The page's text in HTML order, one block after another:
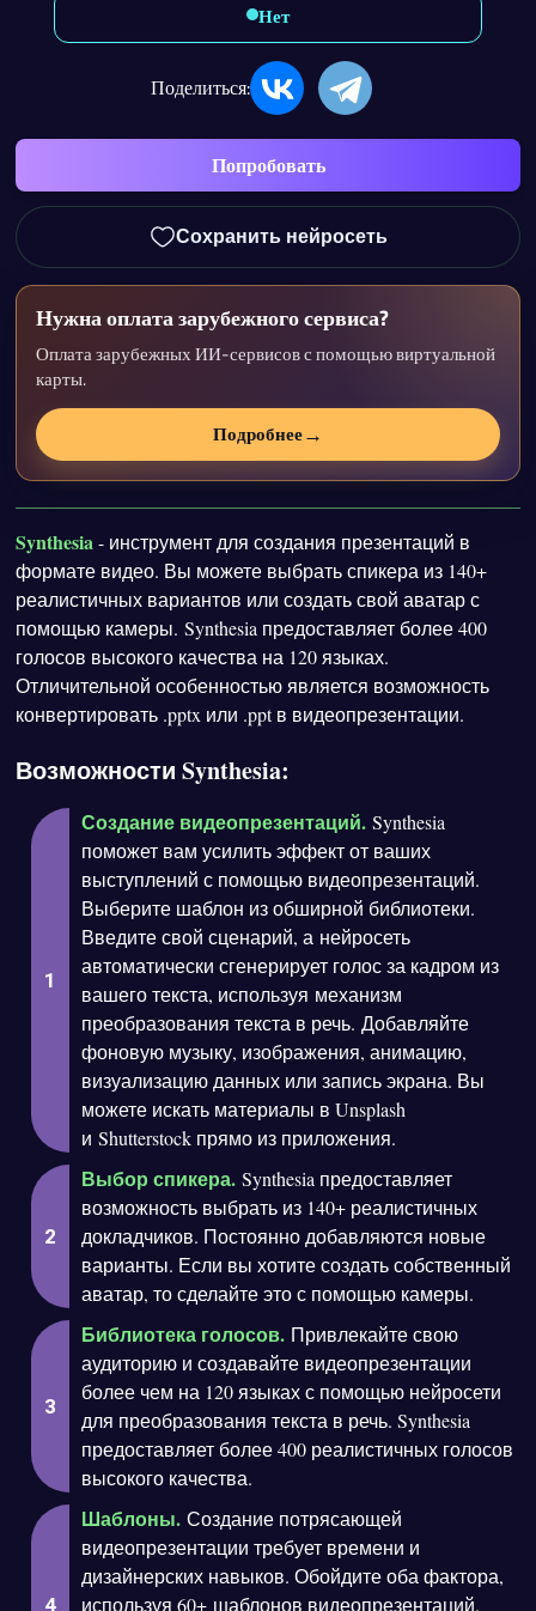
Нет
Поделиться:
Попробовать
Сохранить нейросеть
Нужна оплата зарубежного сервиса?
Оплата зарубежных ИИ-сервисов с помощью виртуальной
карты.
Подробнее→
Synthesia - инструмент для создания презентаций в
формате видео. Вы можете выбрать спикера из 140+
реалистичных вариантов или создать свой аватар с
помощью камеры. Synthesia предоставляет более 400
голосов высокого качества на 120 языках.
Отличительной особенностью является возможность
конвертировать .pptx или .ppt в видеопрезентации.
Возможности Synthesia:
Создание видеопрезентаций. Synthesia
поможет вам усилить эффект от ваших
выступлений с помощью видеопрезентаций.
Выберите шаблон из обширной библиотеки.
Введите свой сценарий, а нейросеть
автоматически сгенерирует голос за кадром из
вашего текста, используя механизм
преобразования текста в речь. Добавляйте
фоновую музыку, изображения, анимацию,
визуализацию данных или запись экрана. Вы
можете искать материалы в Unsplash
и Shutterstock прямо из приложения.
Выбор спикера. Synthesia предоставляет
возможность выбрать из 140+ реалистичных
докладчиков. Постоянно добавляются новые
варианты. Если вы хотите создать собственный
аватар, то сделайте это с помощью камеры.
Библиотека голосов. Привлекайте свою
аудиторию и создавайте видеопрезентации
более чем на 120 языках с помощью нейросети
для преобразования текста в речь. Synthesia
предоставляет более 400 реалистичных голосов
высокого качества.
Шаблоны. Создание потрясающей
видеопрезентации требует времени и
дизайнерских навыков. Обойдите оба фактора,
используя 60+ шаблонов видеопрезентаций.